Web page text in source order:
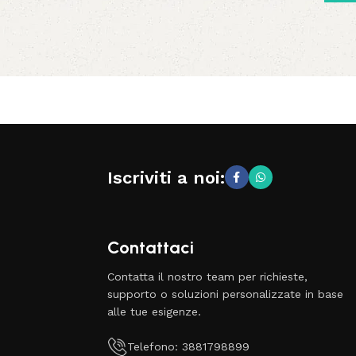
Iscriviti a noi:
Contattaci
Contatta il nostro team per richieste,
supporto o soluzioni personalizzate in base
alle tue esigenze.
Telefono: 3881798899